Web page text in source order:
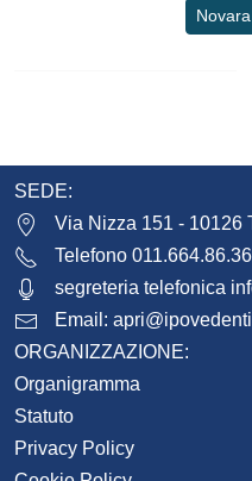
Novara
SEDE:
Via Nizza 151 - 10126
Telefono 011.664.86.36
segreteria telefonica
Email:
ORGANIZZAZIONE:
Organigramma
Statuto
Privacy Policy